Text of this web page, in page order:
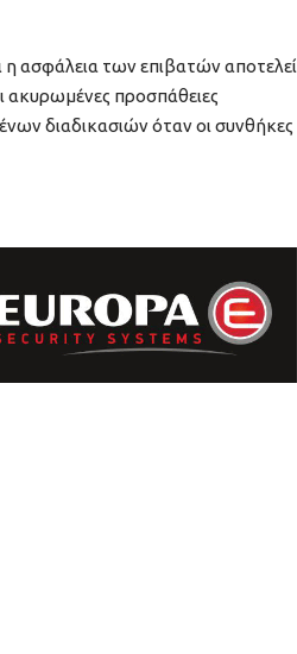
ασφάλεια των επιβατών αποτελεί
ακυρωμένες προσπάθειες
διαδικασιών όταν οι συνθήκες